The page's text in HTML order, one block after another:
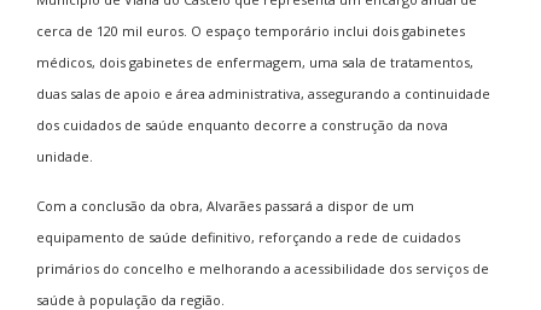
cerca de 120 mil euros. O espaço temporário inclui dois gabinetes
médicos, dois gabinetes de enfermagem, uma sala de tratamentos,
duas salas de apoio e área administrativa, assegurando a continuidade
dos cuidados de saúde enquanto decorre a construção da nova
unidade.
Com a conclusão da obra, Alvarães passará a dispor de um
equipamento de saúde definitivo, reforçando a rede de cuidados
primários do concelho e melhorando a acessibilidade dos serviços de
saúde à população da região.